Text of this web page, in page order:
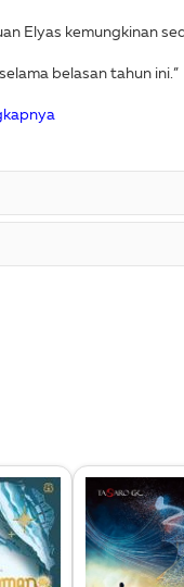
Elyas kemungkinan
belasan tahun ini.”